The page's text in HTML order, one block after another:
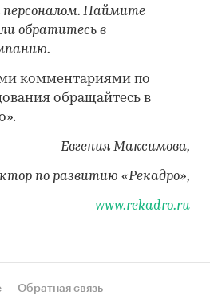
Наймите
обратитесь в
комментариями по
обращайтесь в
Евгения Максимова,
по развитию «Рекадро»,
www.rekadro.ru
Обратная связь